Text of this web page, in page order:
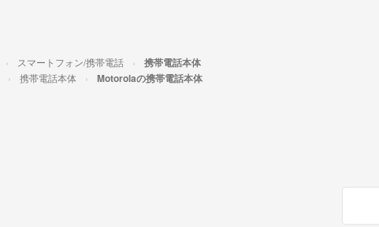
スマートフォン/携帯電話 携帯電話本体
携帯電話本体 Motorolaの携帯電話本体